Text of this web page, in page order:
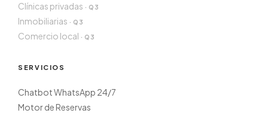
Clínicas privadas
Inmobiliarias
Comercio local
SERVICIOS
Chatbot WhatsApp 24/7
Motor de Reservas